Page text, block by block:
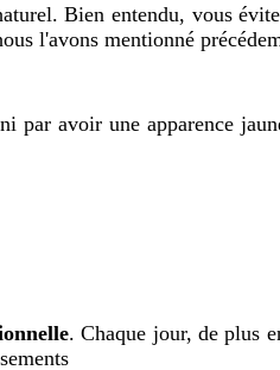
Bien entendu, vous
l'avons mentionné
par avoir une apparence
. Chaque jour, de plus